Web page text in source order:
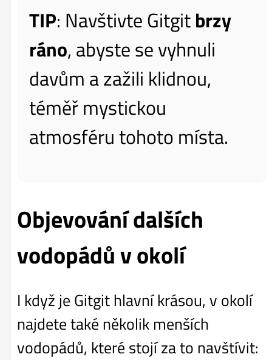
TIP: Navštivte Gitgitbrzy
ráno, abyste se vyhnuli
davům a zažili klidnou,
téměř mystickou
atmosféru tohoto místa.
Objevování dalších
vodopádů v okolí
I když je Gitgit hlavní krásou, v okolí
najdete také několik menších
vodopádů, které stojí za to navštívit: